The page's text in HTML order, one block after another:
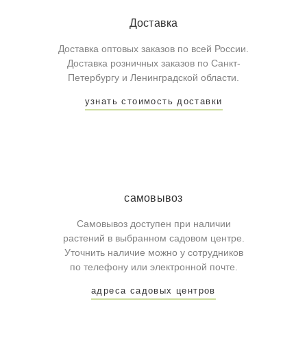
Доставка
Доставка оптовых заказов по всей России.
Доставка розничных заказов по Санкт-
Петербургу и Ленинградской области.
узнать стоимость доставки
самовывоз
Самовывоз доступен при наличии
растений в выбранном садовом центре.
Уточнить наличие можно у сотрудников
по телефону или электронной почте.
адреса садовых центров